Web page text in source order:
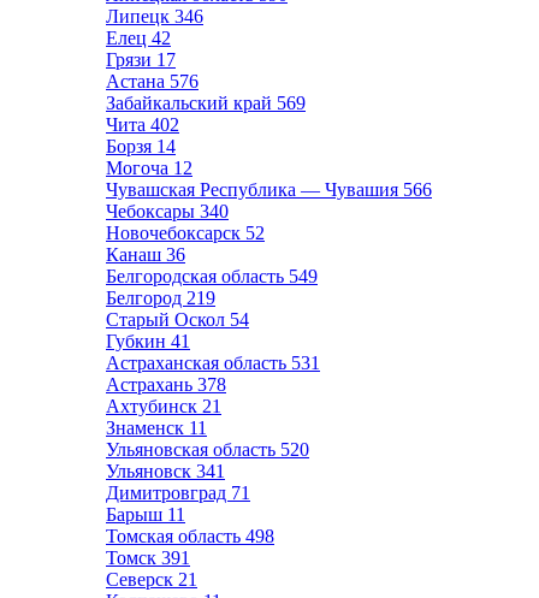
Липецк 346
Елец 42
Грязи 17
Астана 576
Забайкальский край 569
Чита 402
Борзя 14
Могоча 12
Чувашская Республика — Чувашия 566
Чебоксары 340
Новочебоксарск 52
Канаш 36
Белгородская область 549
Белгород 219
Старый Оскол 54
Губкин 41
Астраханская область 531
Астрахань 378
Ахтубинск 21
Знаменск 11
Ульяновская область 520
Ульяновск 341
Димитровград 71
Барыш 11
Томская область 498
Томск 391
Северск 21